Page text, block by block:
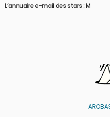
L’annuaire e-mail des stars : M